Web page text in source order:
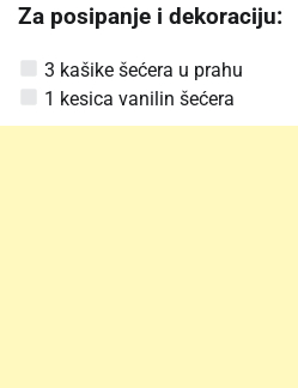
Za posipanje i dekoraciju:
3 kašike šećera u prahu
1 kesica vanilin šećera